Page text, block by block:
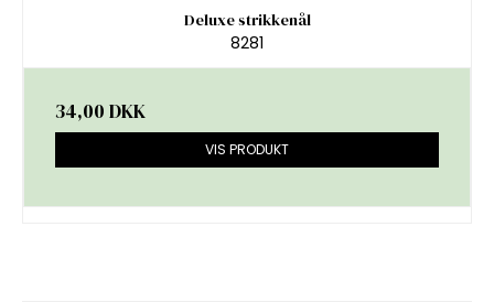
Deluxe strikkenål
8281
34,00 DKK
VIS PRODUKT